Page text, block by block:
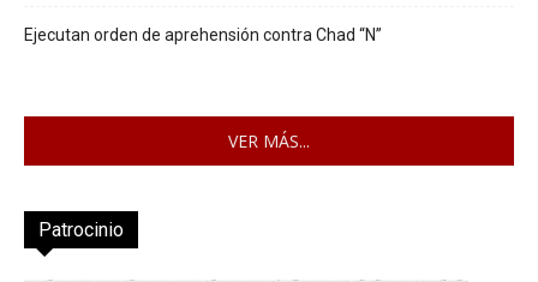
Ejecutan orden de aprehensión contra Chad “N”
VER MÁS...
Patrocinio